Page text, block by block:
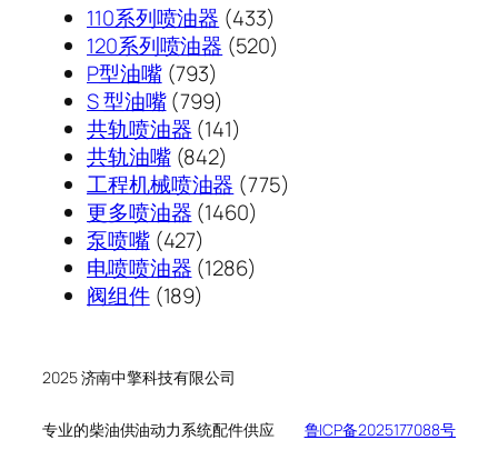
110系列喷油器 433433
个
120系列喷油器 520520
P型油嘴 793793
个
产
品
S 型油嘴 799799
个
产
品
共轨喷油器 141141
产
品
共轨油嘴 842842
个
产
工程机械喷油器 775775
更多喷油器 14601460
产
泵喷嘴 427427
个
产
电喷喷油器 12861286
阀组件 189189
品
2025 济南中擎科技有限公司
专业的柴油供油动力系统配件供应 鲁ICP备2025177088号